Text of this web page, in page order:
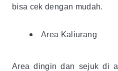
bisa cek dengan mudah.
Area Kaliurang
Area dingin dan sejuk di